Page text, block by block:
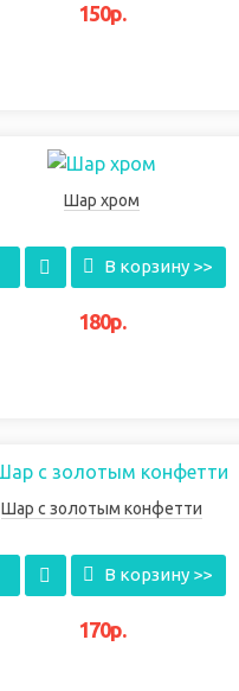
150р.
Шар хром
В корзину >>
180р.
Шар с золотым конфетти
В корзину >>
170р.